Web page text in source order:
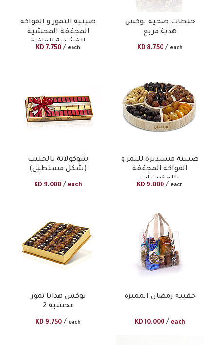
صينية التمور و الفواكه
المجففة المحشية
الخشبية الفاخرة
KD 7.750 / each
خلطات صحية بوكس
هدية مربع
KD 8.750 / each
شوكولاتة بالحليب
(شكل مستطيل)
KD 9.000 / each
صينية مستديرة للتمر و
الفواكه المجففة
بالمكسرات
KD 9.000 / each
بوكس هدايا تمور
محشية 2
KD 9.750 / each
حقيبة رمضان المميزة
KD 10.000 / each